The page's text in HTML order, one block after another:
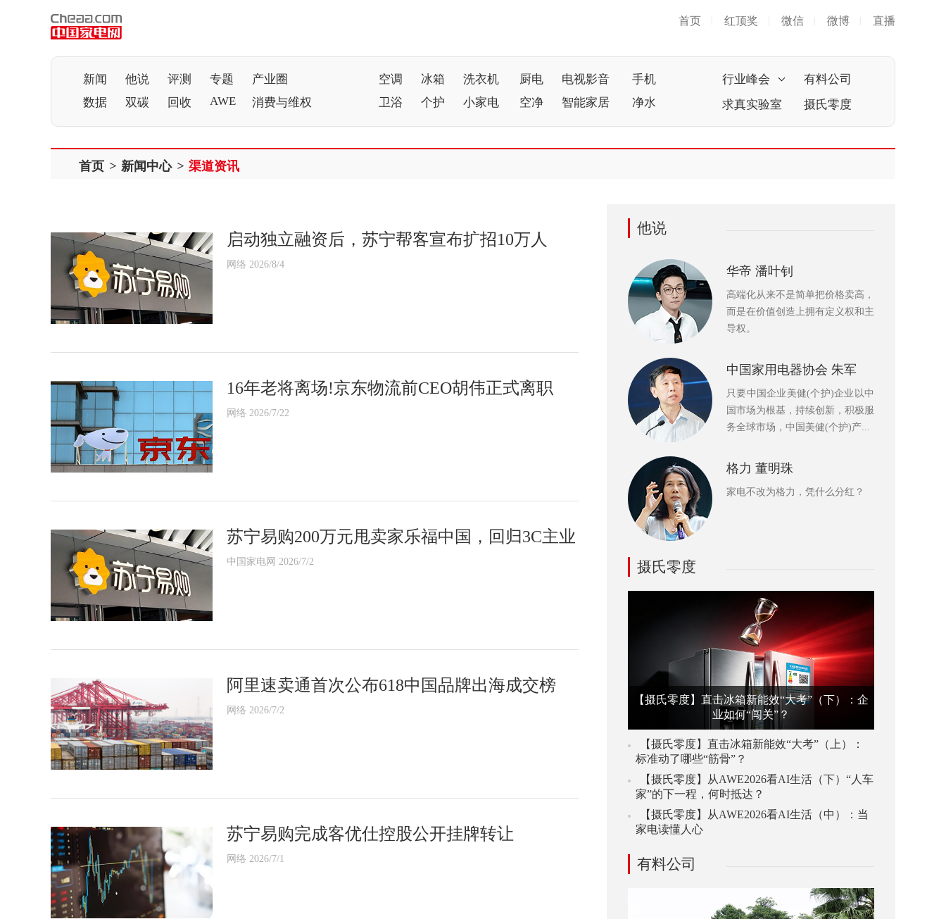
首页 红顶奖 微信 微博 直播
新闻 他说 评测 专题
产业圈
数据
双碳 回收 AWE 消费与维权
空调 冰箱 洗衣机 厨电 电视影音
手机
卫浴
个护 小家电 空净 智能家居 净水
行业峰会
有料公司
求真实验室
摄氏零度
首页 > 新闻中心 > 渠道资讯
启动独立融资后，苏宁帮客宣布扩招10万人
网络 2026/8/4
16年老将离场!京东物流前CEO胡伟正式离职
网络 2026/7/22
苏宁易购200万元甩卖家乐福中国，回归3C主业
中国家电网 2026/7/2
阿里速卖通首次公布618中国品牌出海成交榜
网络 2026/7/2
苏宁易购完成客优仕控股公开挂牌转让
网络 2026/7/1
他说
华帝 潘叶钊
高端化从来不是简单把价格卖高，
而是在价值创造上拥有定义权和主
导权。
中国家用电器协会 朱军
只要中国企业美健(个护)企业以中
国市场为根基，持续创新，积极服
务全球市场，中国美健(个护)产...
格力 董明珠
家电不改为格力，凭什么分红？
摄氏零度
【摄氏零度】直击冰箱新能效“大考”（下）：企
业如何“闯关”？
【摄氏零度】直击冰箱新能效“大考”（上）：
标准动了哪些“筋骨”？
【摄氏零度】从AWE2026看AI生活（下）“人车
家”的下一程，何时抵达？
【摄氏零度】从AWE2026看AI生活（中）：当
家电读懂人心
有料公司